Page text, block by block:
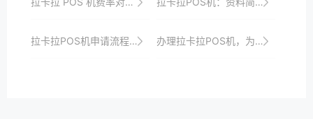
拉卡拉POS机申请流程中的注意事项与技巧 办理拉卡拉POS机，为您的商业发展保驾护航